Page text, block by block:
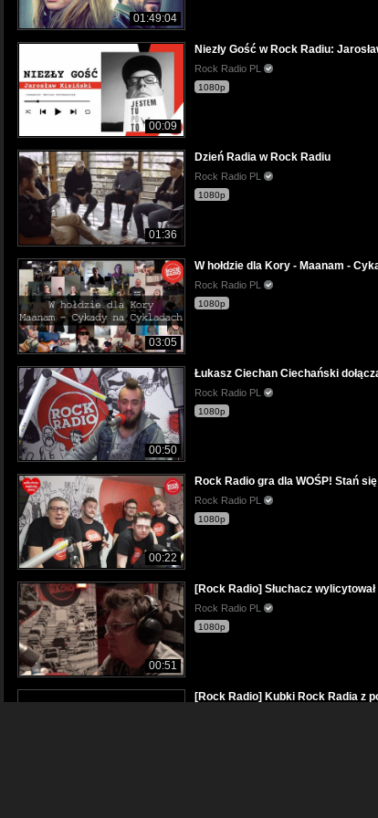
01:49:04
00:09
Niezły Gość w Rock Radiu:
Rock Radio PL
1080p
01:36
Dzień Radia w Rock Radiu
Rock Radio PL
1080p
03:05
W hołdzie dla Kory - Maanam -
Rock Radio PL
1080p
00:50
Łukasz Ciechan Ciechański
Rock Radio PL
1080p
00:22
Rock Radio gra dla WOŚP! Stań
Rock Radio PL
1080p
00:51
[Rock Radio] Słuchacz
Rock Radio PL
1080p
[Rock Radio] Kubki Rock Radia z